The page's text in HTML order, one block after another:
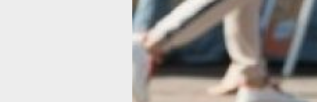
от возраста и уровня подготовки.
в 10:00 на территории пр. Победы 6/1
(Дзёмги-Арена). В случае осадков
переносится в зал.
В воскресение, 20 июля, в Хабаровске
состоится чемпионат Дальнего
по дрэг-рейсингу (6+). Гонки пройдут